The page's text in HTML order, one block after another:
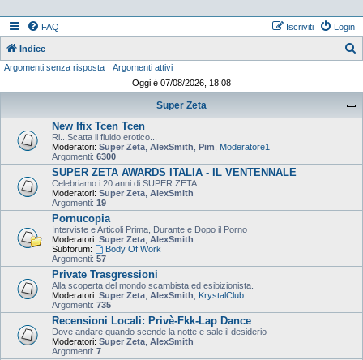
FAQ Login
Iscriviti
Indice
Argomenti senza risposta
Argomenti attivi
Oggi è 07/08/2026, 18:08
Super Zeta
New Ifix Tcen Tcen
Ri...Scatta il fluido erotico...
Moderatori: Super Zeta AlexSmith Pim
Moderatore1
Argomenti: 6300
SUPER ZETA AWARDS ITALIA - IL VENTENNALE
Celebriamo i 20 anni di SUPER ZETA
Moderatori: Super Zeta AlexSmith
Argomenti: 19
Pornucopia
Interviste e Articoli Prima, Durante e Dopo il Porno
Moderatori: Super Zeta AlexSmith
Subforum:
Body Of Work
Argomenti: 57
Private Trasgressioni
Alla scoperta del mondo scambista ed esibizionista.
Moderatori: Super Zeta AlexSmith
KrystalClub
Argomenti: 735
Recensioni Locali: Privè-Fkk-Lap Dance
Dove andare quando scende la notte e sale il desiderio
Moderatori: Super Zeta AlexSmith
Argomenti: 7